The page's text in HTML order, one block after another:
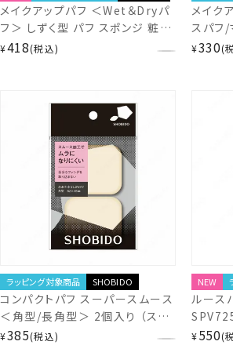
メイクアップパフ ＜Wet＆Dryパ
フ＞ しずく型 パフ スポンジ 粧美
堂 shobido
¥418 税込
メイク
スパフ/
フ ＞
¥330
ラッピング対象商品 SHOBIDO
コンパクトパフ スーパースムース
＜角型/長角型＞ 2個入り （スム
ース加工 水あり 水なし 2WAYタ
¥385 税込
NEW
ルース
¥550